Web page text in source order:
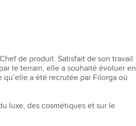
de produit. Satisfait de son travail
le terrain, elle a souhaité évoluer en
a été recrutée par Filorga où
luxe, des cosmétiques et sur le